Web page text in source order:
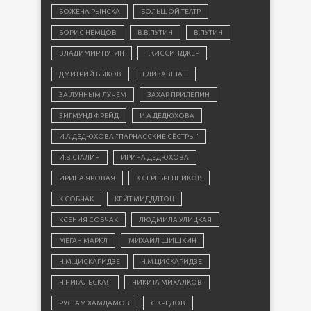
БОЖЕНА РЫНСКА БОЛЬШОЙ ТЕАТР
БОРИС НЕМЦОВ В.В.ПУТИН В.ПУТИН
ВЛАДИМИР ПУТИН Г.КИССИНДЖЕР
ДМИТРИЙ БЫКОВ ЕЛИЗАВЕТА II
ЗА ЛУННЫМ ЛУЧЕМ ЗАХАР ПРИЛЕПИН
ЗИГМУНД ФРЕЙД И.А.ДЕДЮХОВА
И.А.ДЕДЮХОВА "ПАРНАССКИЕ СЁСТРЫ"
И.В.СТАЛИН ИРИНА ДЕДЮХОВА
ИРИНА ЯРОВАЯ К.СЕРЕБРЕННИКОВ
К.СОБЧАК КЕЙТ МИДДЛТОН
КСЕНИЯ СОБЧАК ЛЮДМИЛА УЛИЦКАЯ
МЕГАН МАРКЛ МИХАИЛ ШИШКИН
Н.М.ЦИСКАРИДЗЕ Н.М.ЦИСКАРИДЗЕ
Н.НИГАЛЬСКАЯ НИКИТА МИХАЛКОВ
РУСТАМ ХАМДАМОВ С.КРЕДОВ